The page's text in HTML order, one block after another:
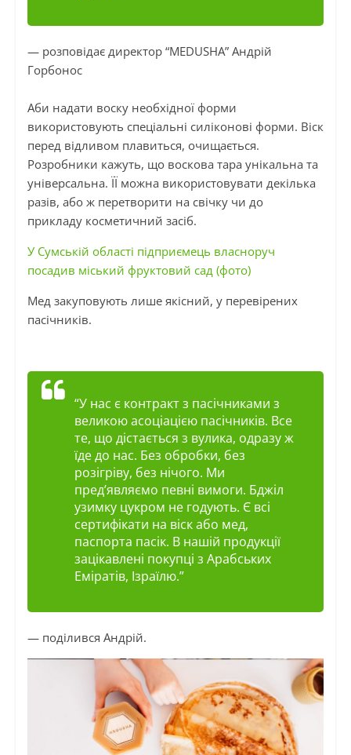
— розповідає директор “MEDUSHA” Андрій
Горбонос
Аби надати воску необхідної форми
використовують спеціальні силіконові форми. Віск
перед відливом плавиться, очищається.
Розробники кажуть, що воскова тара унікальна та
універсальна. ЇЇ можна використовувати декілька
разів, або ж перетворити на свічку чи до
прикладу косметичний засіб.
У Сумській області підприємець власноруч
посадив міський фруктовий сад (фото)
Мед закуповують лише якісний, у перевірених
пасічників.
“У нас є контракт з пасічниками з
великою асоціацією пасічників. Все
те, що дістається з вулика, одразу ж
їде до нас. Без обробки, без
розігріву, без нічого. Ми
пред’являємо певні вимоги. Бджіл
узимку цукром не годують. Є всі
сертифікати на віск або мед,
паспорта пасік. В нашій продукції
зацікавлені покупці з Арабських
Еміратів, Ізраїлю.”
— поділився Андрій.